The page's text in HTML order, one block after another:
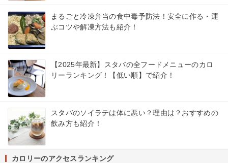
まるごと冷凍弁当の食中毒予防法！安全に作る・運
ぶコツや解凍方法も紹介！
【2025年最新】スタバの全フードメニューのカロ
リーランキング！【低い順】で紹介！
スタバのソイラテは体に悪い？理由は？おすすめの
飲み方も紹介！
カロリーのアクセスランキング